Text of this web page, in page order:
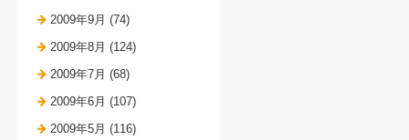
2009年9月 (74)
2009年8月 (124)
2009年7月 (68)
2009年6月 (107)
2009年5月 (116)